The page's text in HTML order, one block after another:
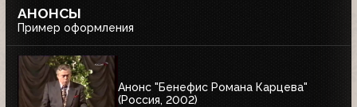
АНОНСЫ
Пример оформления
Анонс "Бенефис Романа Карцева"
(Россия, 2002)